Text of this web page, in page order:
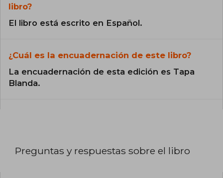
libro?
El libro está escrito en Español.
¿Cuál es la encuadernación de este libro?
La encuadernación de esta edición es Tapa
Blanda.
Preguntas y respuestas sobre el libro